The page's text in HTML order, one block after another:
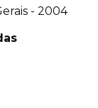
- 2004